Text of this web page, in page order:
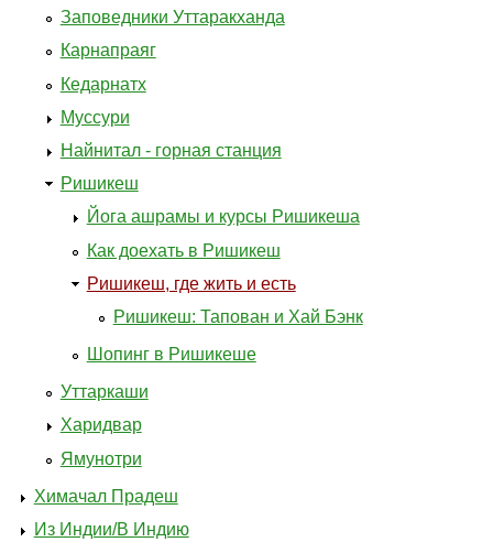
Заповедники Уттаракханда
Карнапраяг
Кедарнатх
Муссури
Найнитал - горная станция
Ришикеш
Йога ашрамы и курсы Ришикеша
Как доехать в Ришикеш
Ришикеш, где жить и есть
Ришикеш: Тапован и Хай Бэнк
Шопинг в Ришикеше
Уттаркаши
Харидвар
Ямунотри
Химачал Прадеш
Из Индии/В Индию